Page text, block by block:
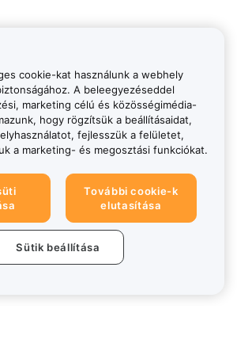
cookie-kat használunk a webhely
A beleegyezéseddel
marketing célú és közösségimédia-
hogy rögzítsük a beállításaidat,
fejlesszük a felületet,
a marketing- és megosztási funkciókat.
További cookie-k
elutasítása
Sütik beállítása